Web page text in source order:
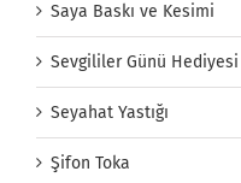
Saya Baskı ve Kesimi
Sevgililer Günü Hediyesi
Seyahat Yastığı
Şifon Toka